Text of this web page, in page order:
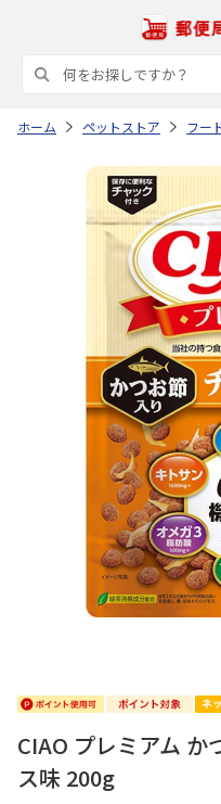
ホーム ペットストア フー
CIAO プレミアム か
ス味 200g